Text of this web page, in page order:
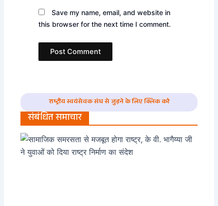
Save my name, email, and website in
this browser for the next time I comment.
राष्ट्रीय स्वयंसेवक संघ से जुड़ने के लिए क्लिक करे
संबंधित समाचार